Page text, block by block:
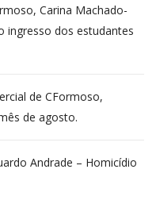
Carina Machado-
ingresso dos estudantes
de CFormoso,
de agosto.
Andrade – Homicídio